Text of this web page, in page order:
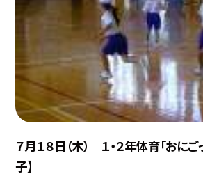
７月１８日（木） １・２年体育「おにご
子】